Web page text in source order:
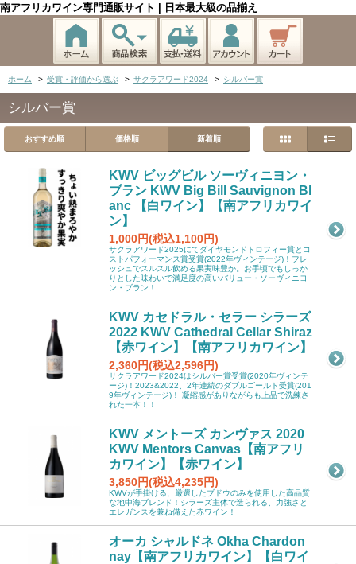
南アフリカワイン専門通販サイト | 日本最大級の品揃え
ホーム > 受賞・評価から選ぶ > サクラアワード2024 > シルバー賞
シルバー賞
おすすめ順 価格順 新着順
KWV ビッグビル ソーヴィニヨン・
ブラン KWV Big Bill Sauvignon Bl
anc 【白ワイン】【南アフリカワイ
ン】
1,000円(税込1,100円)
サクラアワード2025にてダイヤモンドトロフィー賞とコ
ストパフォーマンス賞受賞(2022年ヴィンテージ)！フレ
ッシュでスルスル飲める果実味豊か。お手頃でもしっか
りとした味わいで満足度の高いバリュー・ソーヴィニヨ
ン・ブラン！
KWV カセドラル・セラー シラーズ
2022 KWV Cathedral Cellar Shiraz
【赤ワイン】【南アフリカワイン】
2,360円(税込2,596円)
サクラアワード2024はシルバー賞受賞(2020年ヴィンテ
ージ)！2023&2022、2年連続のダブルゴールド受賞(201
9年ヴィンテージ)！ 凝縮感がありながらも上品で洗練さ
れた一本！！
KWV メントーズ カンヴァス 2020
KWV Mentors Canvas【南アフリ
カワイン】【赤ワイン】
3,850円(税込4,235円)
KWVが手掛ける、厳選したブドウのみを使用した高品質
な地中海ブレンド！シラーズ主体で造られる、力強さと
エレガンスを兼ね備えた赤ワイン！
オーカ シャルドネ Okha Chardon
nay【南アフリカワイン】【白ワイ